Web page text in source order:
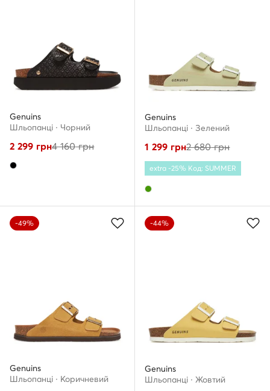
Genuins
Шльопанці · Чорний
2 299 грн4 160грн
Genuins
Шльопанці · Зелений
1 299 грн2 680грн
extra -25% Код: SUMMER
-49%
Genuins
Шльопанці · Коричневий
-44%
Genuins
Шльопанці · Жовтий